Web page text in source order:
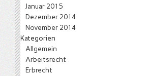
Januar 2015
Dezember 2014
November 2014
Kategorien
Allgemein
Arbeitsrecht
Erbrecht